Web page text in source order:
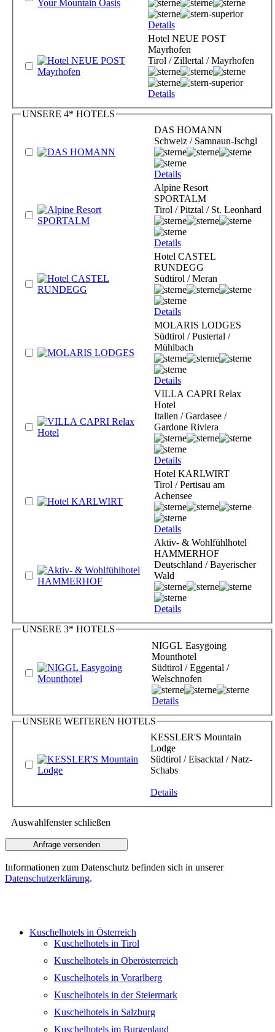
Details
Hotel NEUE POST
Mayrhofen
Tirol / Zillertal / Mayrhofen
Details
UNSERE 4* HOTELS
DAS HOMANN
Schweiz / Samnaun-Ischgl
Details
Alpine Resort
SPORTALM
Tirol / Pitztal / St. Leonhard
Details
Hotel CASTEL
RUNDEGG
Südtirol / Meran
Details
MOLARIS LODGES
Südtirol / Pustertal /
Mühlbach
Details
VILLA CAPRI Relax
Hotel
Italien / Gardasee /
Gardone Riviera
Details
Hotel KARLWIRT
Tirol / Pertisau am
Achensee
Details
Aktiv- & Wohlfühlhotel
HAMMERHOF
Deutschland / Bayerischer
Wald
Details
UNSERE 3* HOTELS
NIGGL Easygoing
Mounthotel
Südtirol / Eggental /
Welschnofen
Details
UNSERE WEITEREN HOTELS
KESSLER'S Mountain
Lodge
Südtirol / Eisacktal / Natz-
Schabs
Details
Auswahlfenster schließen
Informationen zum Datenschutz befinden sich in unserer
Datenschutzerklärung.
Kuschelhotels in Österreich
Kuschelhotels in Tirol
Kuschelhotels in Oberösterreich
Kuschelhotels in Vorarlberg
Kuschelhotels in der Steiermark
Kuschelhotels in Salzburg
Kuschelhotels im Burgenland